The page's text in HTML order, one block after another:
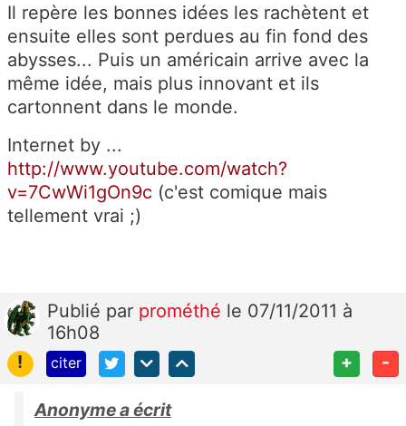
Il repère les bonnes idées les rachètent et
ensuite elles sont perdues au fin fond des
abysses... Puis un américain arrive avec la
même idée, mais plus innovant et ils
cartonnent dans le monde.
Internet by ...
http://www.youtube.com/watch?
v=7CwWi1gOn9c (c'est comique mais
tellement vrai ;)
Publié par prométhé le 07/11/2011 à
16h08
!
citer + -
Anonyme a écrit